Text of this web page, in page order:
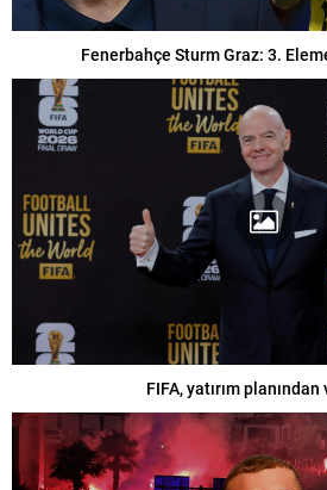
Fenerbahçe Sturm Graz: 3.
FIFA, yatırım